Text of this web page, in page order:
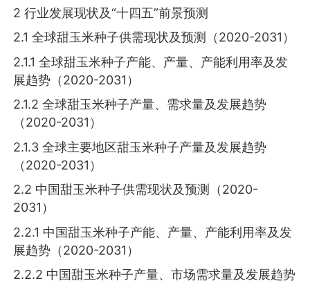
2 行业发展现状及“十四五”前景预测
2.1 全球甜玉米种子供需现状及预测（2020-2031）
2.1.1 全球甜玉米种子产能、产量、产能利用率及发
展趋势（2020-2031）
2.1.2 全球甜玉米种子产量、需求量及发展趋势
（2020-2031）
2.1.3 全球主要地区甜玉米种子产量及发展趋势
（2020-2031）
2.2 中国甜玉米种子供需现状及预测（2020-
2031）
2.2.1 中国甜玉米种子产能、产量、产能利用率及发
展趋势（2020-2031）
2.2.2 中国甜玉米种子产量、市场需求量及发展趋势